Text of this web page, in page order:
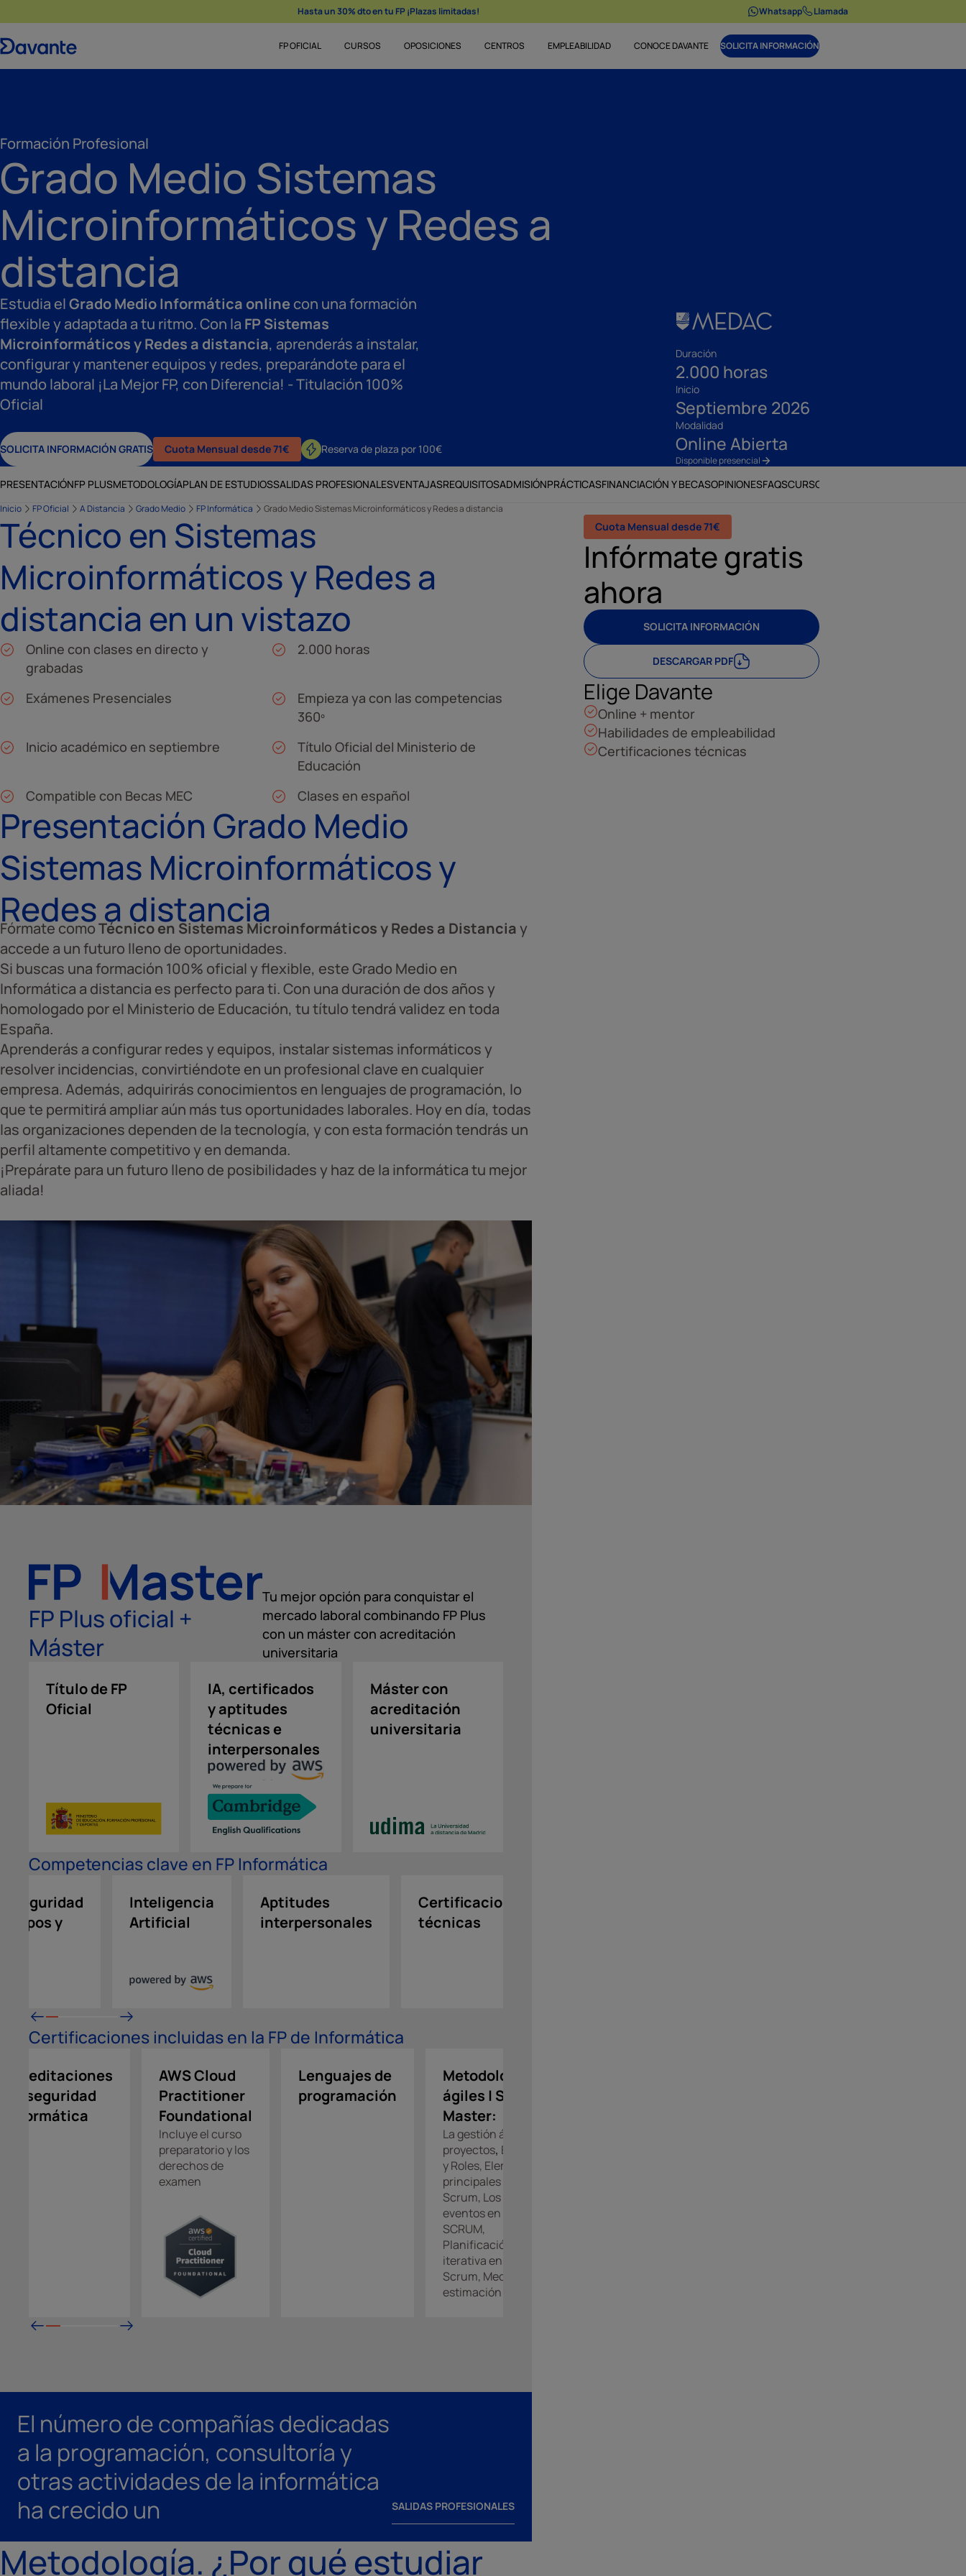
Hasta un 30% dto en tu FP ¡Plazas limitadas! Whatsapp Llamada
FP OFICIAL CURSOS OPOSICIONES CENTROS EMPLEABILIDAD CONOCE DAVANTE SOLICITA INFORMACIÓN
Formación Profesional
Grado Medio Sistemas
Microinformáticos y Redes a
distancia
Estudia elGrado Medio Informática online con una formación
flexible y adaptada a tu ritmo. Con la FP Sistemas
Microinformáticos y Redes a distancia, aprenderás a instalar,
configurar y mantener equipos y redes, preparándote para el
mundo laboral ¡La Mejor FP, con Diferencia! - Titulación 100%
Oficial
SOLICITA INFORMACIÓN GRATIS Cuota Mensual desde 71€ Reserva de plaza por 100€
Duración
2.000 horas
Inicio
Septiembre 2026
Modalidad
Online Abierta
Disponible presencial
PRESENTACIÓNFP PLUSMETODOLOGÍAPLAN DE ESTUDIOSSALIDAS PROFESIONALESVENTAJASREQUISITOSADMISIÓNPRÁCTICASFINANCIACIÓN Y BECASOPINIONESFAQSCURSOS RELACIONADOS
Inicio FP Oficial A Distancia Grado Medio FP Informática Grado Medio Sistemas Microinformáticos y Redes a distancia
Técnico en Sistemas
Microinformáticos y Redes a
distancia en un vistazo
Online con clases en directo y
grabadas
2.000 horas
Exámenes Presenciales
Empieza ya con las competencias
360º
Inicio académico en septiembre
Título Oficial del Ministerio de
Educación
Compatible con Becas MEC
Clases en español
Presentación Grado Medio
Sistemas Microinformáticos y
Redes a distancia
Fórmate comoTécnico en Sistemas Microinformáticos y Redes a Distanciay
accede a un futuro lleno de oportunidades.
Si buscas una formación 100% oficial y flexible, este Grado Medio en
Informática a distancia es perfecto para ti. Con una duración de dos años y
homologado por el Ministerio de Educación, tu título tendrá validez en toda
España.
Aprenderás a configurar redes y equipos, instalar sistemas informáticos y
resolver incidencias, convirtiéndote en un profesional clave en cualquier
empresa. Además, adquirirás conocimientos en lenguajes de programación, lo
que te permitirá ampliar aún más tus oportunidades laborales. Hoy en día, todas
las organizaciones dependen de la tecnología, y con esta formación tendrás un
perfil altamente competitivo y en demanda.
¡Prepárate para un futuro lleno de posibilidades y haz de la informática tu mejor
aliada!
FP Plus oficial +
Máster
Tu mejor opción para conquistar el
mercado laboral combinando FP Plus
con un máster con acreditación
universitaria
Título de FP
Oficial
IA, certificados
y aptitudes
técnicas e
interpersonales
Máster con
acreditación
universitaria
Competencias clave en FP Informática
y
Inteligencia
Artificial
Aptitudes
interpersonales
Certificaciones
técnicas
Certificaciones incluidas en la FP de Informática
Acreditaciones
en seguridad
informática
AWS Cloud
Practitioner
Foundational
Incluye el curso
preparatorio y los
derechos de
examen
Lenguajes de
programación
Metodologías
ágiles | Scrum
Master:
La gestión ágil de
proyectos, Equipos
y Roles, Elementos
principales en
Scrum, Los
eventos en
SCRUM,
Planificación
iterativa en
Scrum, Medición y
estimación ágil.
El número de compañías dedicadas
a la programación, consultoría y
otras actividades de la informática
ha crecido un
SALIDAS PROFESIONALES
Metodología. ¿Por qué estudiar
Cuota Mensual desde 71€
Infórmate gratis
ahora
SOLICITA INFORMACIÓN
DESCARGAR PDF
Elige Davante
Online + mentor
Habilidades de empleabilidad
Certificaciones técnicas